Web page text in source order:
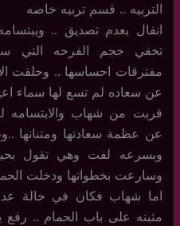
التربيه .. قسم تربيه خاصه
انفال بعدم تصديق ..
تخفي حجم الفرحه التي
مفترقات احساسها .. وحلقت
عن سعاده لم تسع لها سماء
قربت من شهاب والابتسامه لم
عن عظمة سعادتها ومتنانها
وبسرعه لفت وهي تقول
وسارعت بخطواتها ودخلت
اما شهاب فكان في حالة
مثبته على باب الحمام .. رفع